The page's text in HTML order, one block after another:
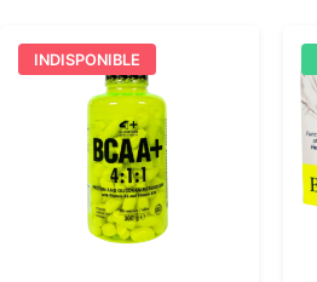
INDISPONIBLE